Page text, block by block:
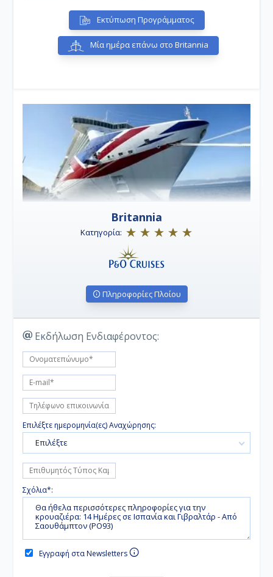
Εκτύπωση Προγράμματος
Μία ημέρα επάνω στο Britannia
Britannia
Κατηγορία:
Πληροφορίες Πλοίου
Εκδήλωση Ενδιαφέροντος:
Επιλέξτε ημερομηνία(ες) Αναχώρησης:
Επιλέξτε
Σχόλια*:
Εγγραφή στα Newsletters